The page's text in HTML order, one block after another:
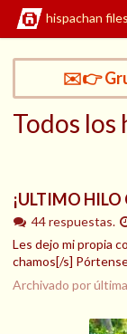
hispachan files
✉️👉
Todos los
¡ULTIMO
44 respuestas.
Les dejo mi propia
chamos[/s]
Archivado por